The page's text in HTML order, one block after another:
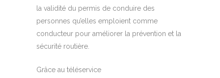
la validité du permis de conduire des
personnes qu’elles emploient comme
conducteur pour améliorer la prévention et la
sécurité routière.
Grâce au téléservice